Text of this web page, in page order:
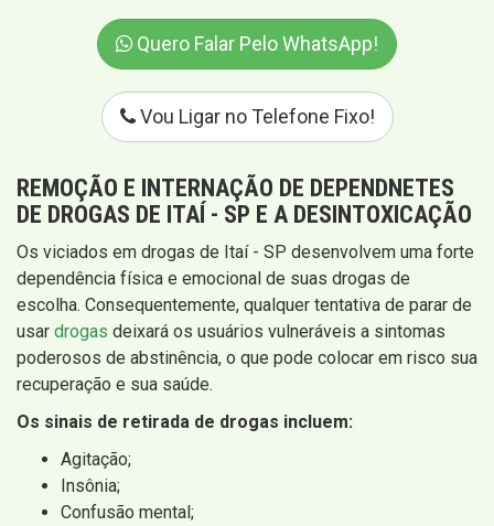
Quero Falar Pelo WhatsApp!
Vou Ligar no Telefone Fixo!
REMOÇÃO E INTERNAÇÃO DE DEPENDNETES
DE DROGAS DE ITAÍ - SP E A DESINTOXICAÇÃO
Os viciados em drogas de Itaí - SP desenvolvem uma forte
dependência física e emocional de suas drogas de
escolha. Consequentemente, qualquer tentativa de parar de
usar drogas deixará os usuários vulneráveis ​​a sintomas
poderosos de abstinência, o que pode colocar em risco sua
recuperação e sua saúde.
Os sinais de retirada de drogas incluem:
Agitação;
Insônia;
Confusão mental;